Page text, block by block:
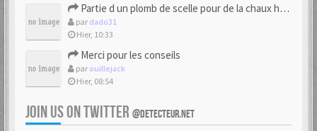
Partie d un plomb de scelle pour de la chaux hydraulique
par dado31
Hier, 10:33
Merci pour les conseils
par ouillejack
Hier, 08:54
JOIN US ON TWITTER @DETECTEUR.NET